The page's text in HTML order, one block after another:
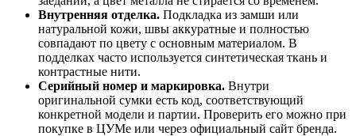
Внутренняя отделка. Подкладка из замши или
натуральной кожи, швы аккуратные и полностью
совпадают по цвету с основным материалом. В
подделках часто используется синтетическая ткань и
контрастные нити.
Серийный номер и маркировка. Внутри
оригинальной сумки есть код, соответствующий
конкретной модели и партии. Проверить его можно при
покупке в ЦУМе или через официальный сайт бренда.